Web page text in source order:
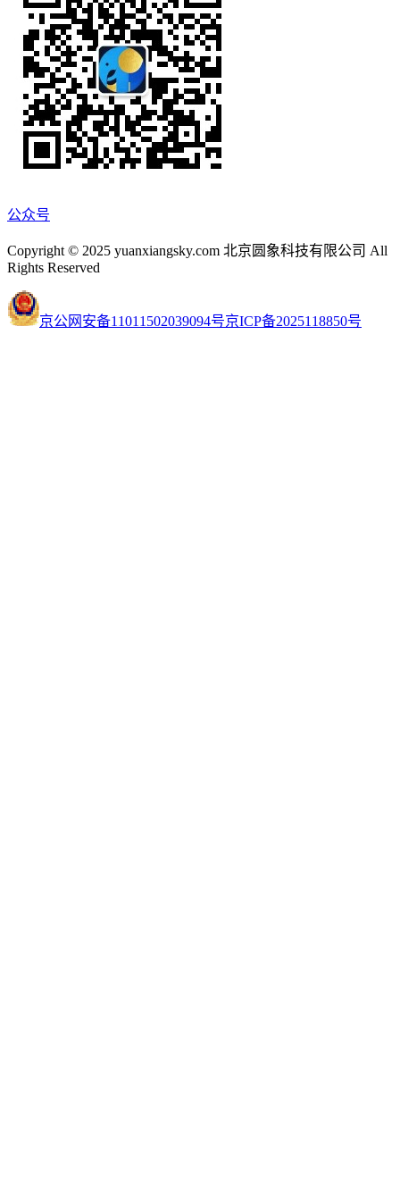
公众号
Copyright © 2025 yuanxiangsky.com 北京圆象科技有限公司 All
Rights Reserved
京公网安备11011502039094号京ICP备2025118850号